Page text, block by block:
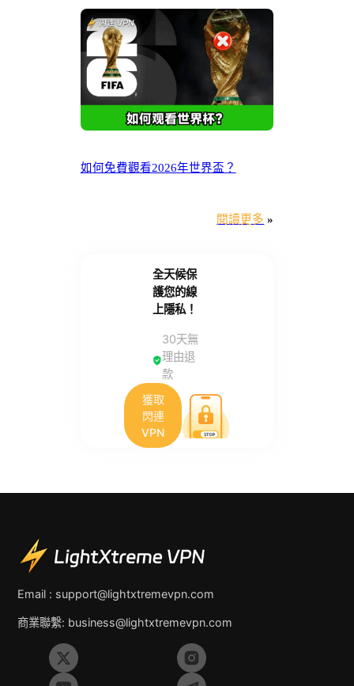
如何免費觀看2026年世界盃？
閱讀更多 »
全天候保
護您的線
上隱私！
30天無
理由退
款
獲取
閃連
VPN
Email : support@lightxtremevpn.com
商業聯繫: business@lightxtremevpn.com